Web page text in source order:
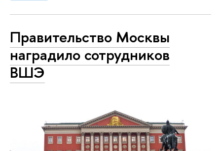
Правительство Москвы
наградило сотрудников
ВШЭ